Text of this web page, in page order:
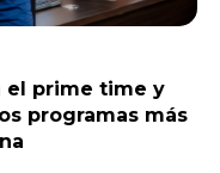
el prime time y
programas más